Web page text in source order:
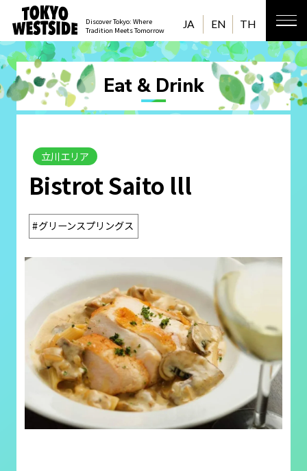
Discover Tokyo: Where
Tradition Meets Tomorrow
JA EN TH
Eat & Drink
立川エリア
Bistrot Saito lll
グリーンスプリングス